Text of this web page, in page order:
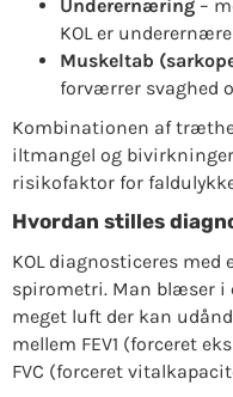
Underernæring–
KOL er
Muskeltab
forværrer svaghed
Kombinationen af
iltmangel og
risikofaktor for
Hvordan stilles
KOL diagnosticeres
spirometri. Man blæser i
meget luft der kan
mellem FEV1 (forceret
FVC (forceret